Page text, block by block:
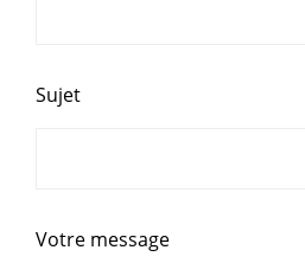
Sujet
Votre message